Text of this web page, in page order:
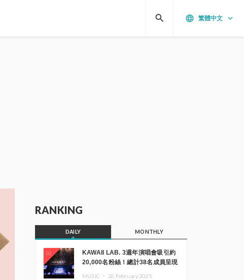
language 繁體中文 keyboard_arrow_down
search
RANKING
DAILY MONTHLY
01
KAWAII LAB. 3週年演唱會吸引約
20,000名粉絲！總計38名成員呈現
MUSIC ・ 26.February.2025